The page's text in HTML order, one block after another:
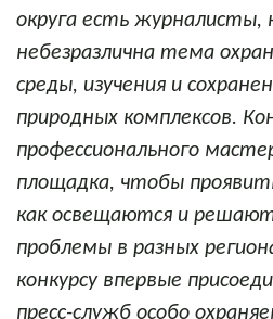
округа есть
небезразлична тема
среды, изучения и
природных комплексов.
профессионального
площадка, чтобы
как освещаются и
проблемы в разных
конкурсу впервые
пресс-служб особо